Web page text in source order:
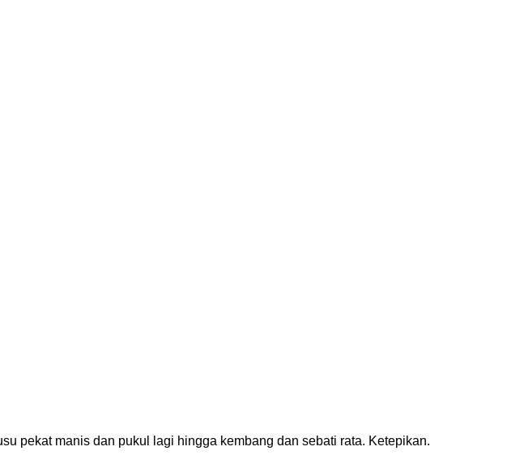
pekat manis dan pukul lagi hingga kembang dan sebati rata. Ketepikan.